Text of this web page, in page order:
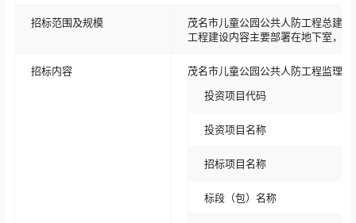
招标范围及规模
茂名市儿童公园公共人防工程总建
工程建设内容主要部署在地下室，
招标内容
茂名市儿童公园公共人防工程监理
投资项目代码
投资项目名称
招标项目名称
标段（包）名称